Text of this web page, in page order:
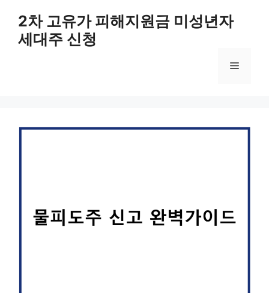
2차 고유가 피해지원금 미성년자
세대주 신청
메